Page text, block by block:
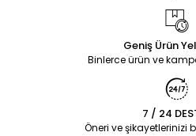
Geniş Ürün
Binlerce ürün ve
7 / 24
Öneri ve şikayetlerinizi